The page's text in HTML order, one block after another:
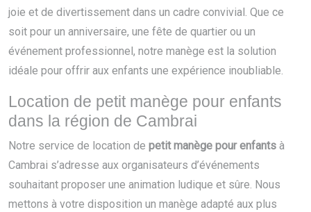
joie et de divertissement dans un cadre convivial. Que ce
soit pour un anniversaire, une fête de quartier ou un
événement professionnel, notre manège est la solution
idéale pour offrir aux enfants une expérience inoubliable.
Location de petit manège pour enfants
dans la région de Cambrai
Notre service de location de petit manège pour enfants à
Cambrai s’adresse aux organisateurs d’événements
souhaitant proposer une animation ludique et sûre. Nous
mettons à votre disposition un manège adapté aux plus